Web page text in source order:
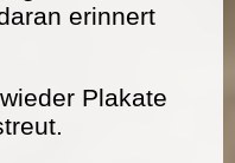
erinnert
Plakate